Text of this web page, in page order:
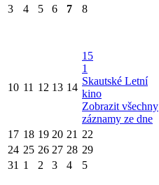
3 4 5 6 7 8
10 11 12 13 14
15
1
Skautské Letní
kino
Zobrazit všechny
záznamy ze dne
17 18 19 20 21 22
24 25 26 27 28 29
31 1 2 3 4 5